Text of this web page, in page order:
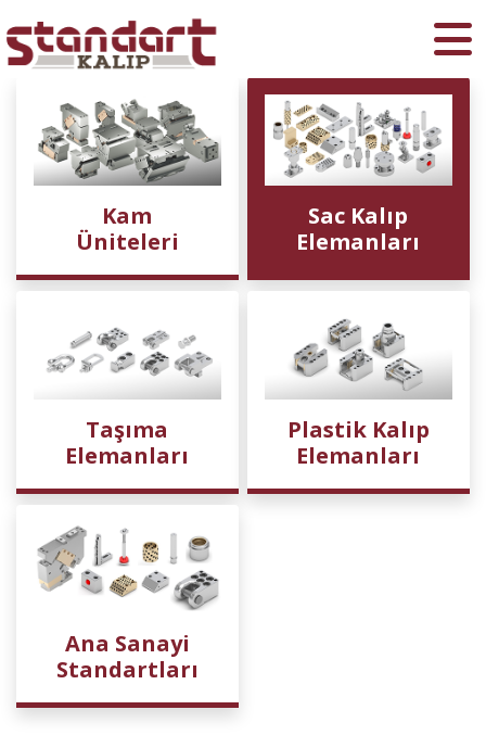
Kam
Üniteleri
Sac Kalıp
Elemanları
Taşıma
Elemanları
Plastik Kalıp
Elemanları
Ana Sanayi
Standartları